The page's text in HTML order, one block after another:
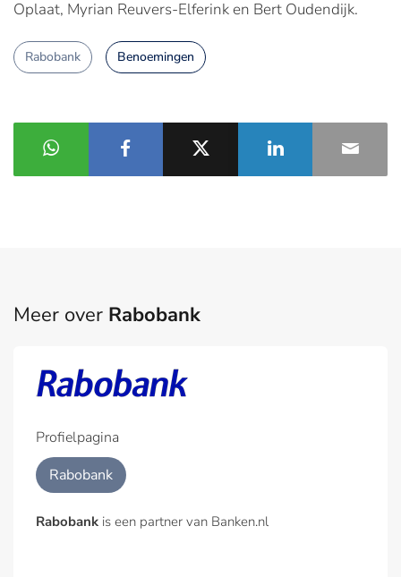
Oplaat, Myrian Reuvers-Elferink en Bert Oudendijk.
Rabobank Benoemingen
Meer over Rabobank
Profielpagina
Rabobank
Rabobank is een partner van Banken.nl